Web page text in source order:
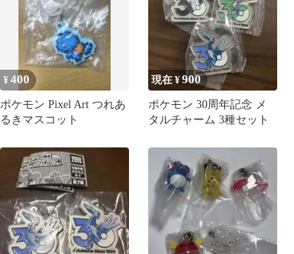
¥400
ポケモン Pixel Art つれあ
るきマスコット
現在 ¥900
ポケモン 30周年記念 メ
タルチャーム 3種セット